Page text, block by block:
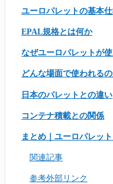
ユーロパレットの基本
EPAL規格とは何か
なぜユーロパレットが
どんな場面で使われる
日本のパレットとの違い
コンテナ積載との関係
まとめ｜ユーロパレッ
関連記事
参考外部リンク